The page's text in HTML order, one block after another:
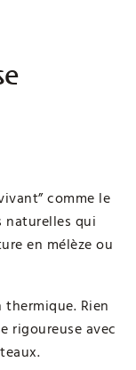
comme le
naturelles qui
en mélèze ou
Rien
rigoureuse avec